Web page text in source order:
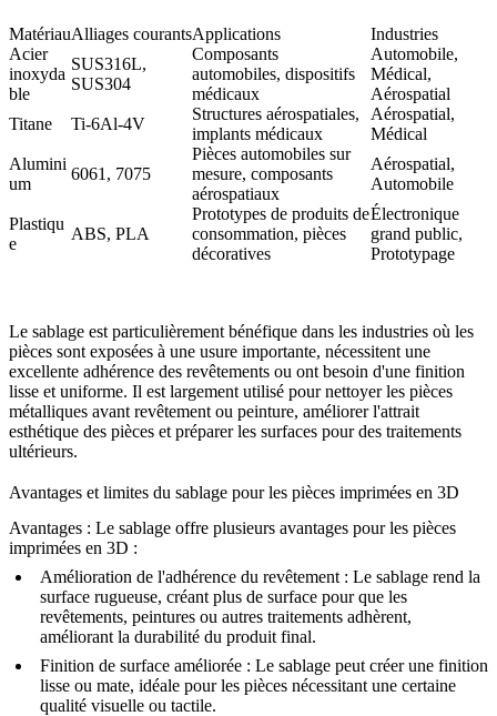
MatériauAlliages courantsApplications
Industries
Acier
inoxyda
ble
SUS316L,
SUS304
Composants
automobiles, dispositifs
médicaux
Automobile,
Médical,
Aérospatial
Titane
Ti-6Al-4V
Structures aérospatiales,
implants médicaux
Aérospatial,
Médical
Alumini
um
6061 , 7075
Pièces automobiles sur
mesure, composants
aérospatiaux
Aérospatial,
Automobile
Plastiqu
e
ABS, PLA
Prototypes de produits de
consommation, pièces
décoratives
Électronique
grand public,
Prototypage
Le sablage est particulièrement bénéfique dans les industries où les
pièces sont exposées à une usure importante, nécessitent une
excellente adhérence des revêtements ou ont besoin d'une finition
lisse et uniforme. Il est largement utilisé pour nettoyer les pièces
métalliques avant revêtement ou peinture, améliorer l'attrait
esthétique des pièces et préparer les surfaces pour des traitements
ultérieurs.
Avantages et limites du sablage pour les pièces imprimées en 3D
Avantages : Le sablage offre plusieurs avantages pour les pièces
imprimées en 3D :
Amélioration de l'adhérence du revêtement : Le sablage rend la
surface rugueuse, créant plus de surface pour que les
revêtements, peintures ou autres traitements adhèrent,
améliorant la durabilité du produit final.
Finition de surface améliorée : Le sablage peut créer une finition
lisse ou mate, idéale pour les pièces nécessitant une certaine
qualité visuelle ou tactile.